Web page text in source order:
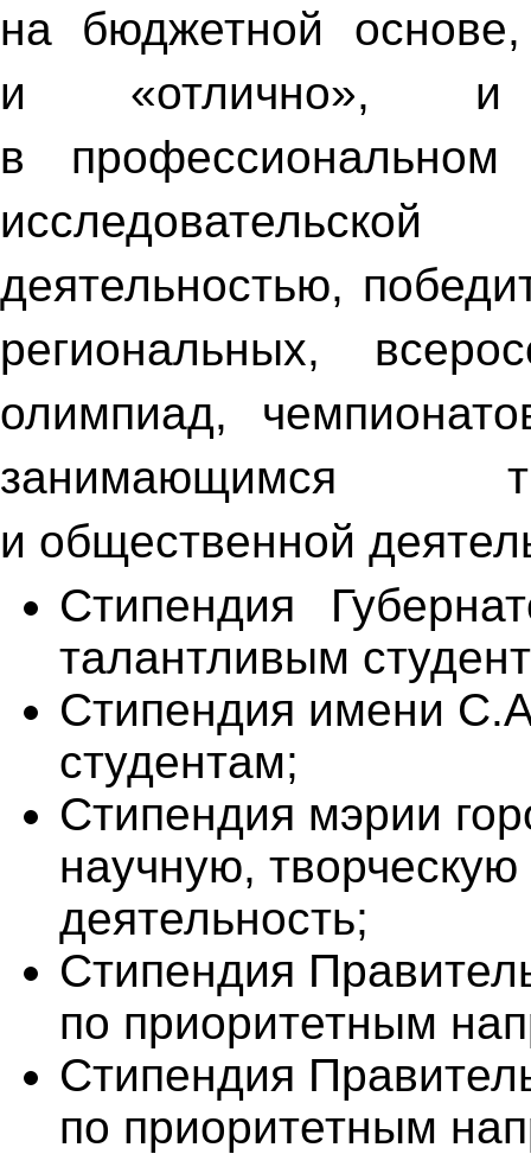
на бюджетной
и «отлично», и
в профессиональном
деятельностью,
региональных,
олимпиад,
занимающимся
и общественной
Стипендия
талантливым
Стипендия имени
студентам;
Стипендия мэрии
научную,
деятельность;
Стипендия
по приоритетным
Стипендия
по приоритетным